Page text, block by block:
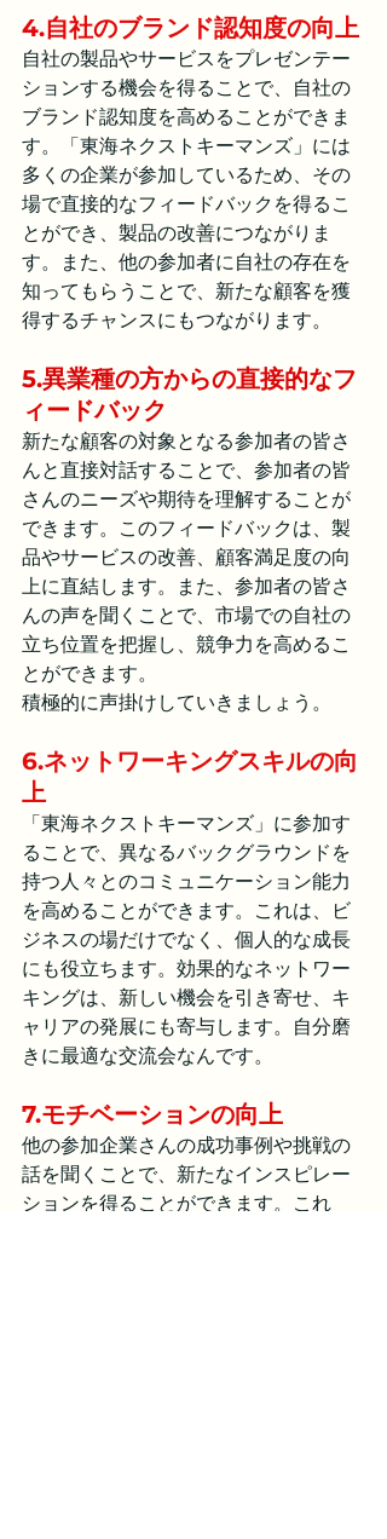
4.自社のブランド認知度の向上
自社の製品やサービスをプレゼンテー
ションする機会を得ることで、自社の
ブランド認知度を高めることができま
す。「東海ネクストキーマンズ」には
多くの企業が参加しているため、その
場で直接的なフィードバックを得るこ
とができ、製品の改善につながりま
す。また、他の参加者に自社の存在を
知ってもらうことで、新たな顧客を獲
得するチャンスにもつながります。
5.異業種の方からの直接的なフ
ィードバック
新たな顧客の対象となる参加者の皆さ
んと直接対話することで、参加者の皆
さんのニーズや期待を理解することが
できます。このフィードバックは、製
品やサービスの改善、顧客満足度の向
上に直結します。また、参加者の皆さ
んの声を聞くことで、市場での自社の
立ち位置を把握し、競争力を高めるこ
とができます。
積極的に声掛けしていきましょう。
6.ネットワーキングスキルの向
上
「東海ネクストキーマンズ」に参加す
ることで、異なるバックグラウンドを
持つ人々とのコミュニケーション能力
を高めることができます。これは、ビ
ジネスの場だけでなく、個人的な成長
にも役立ちます。効果的なネットワー
キングは、新しい機会を引き寄せ、キ
ャリアの発展にも寄与します。自分磨
きに最適な交流会なんです。
7.モチベーションの向上
他の参加企業さんの成功事例や挑戦の
話を聞くことで、新たなインスピレー
ションを得ることができます。これ